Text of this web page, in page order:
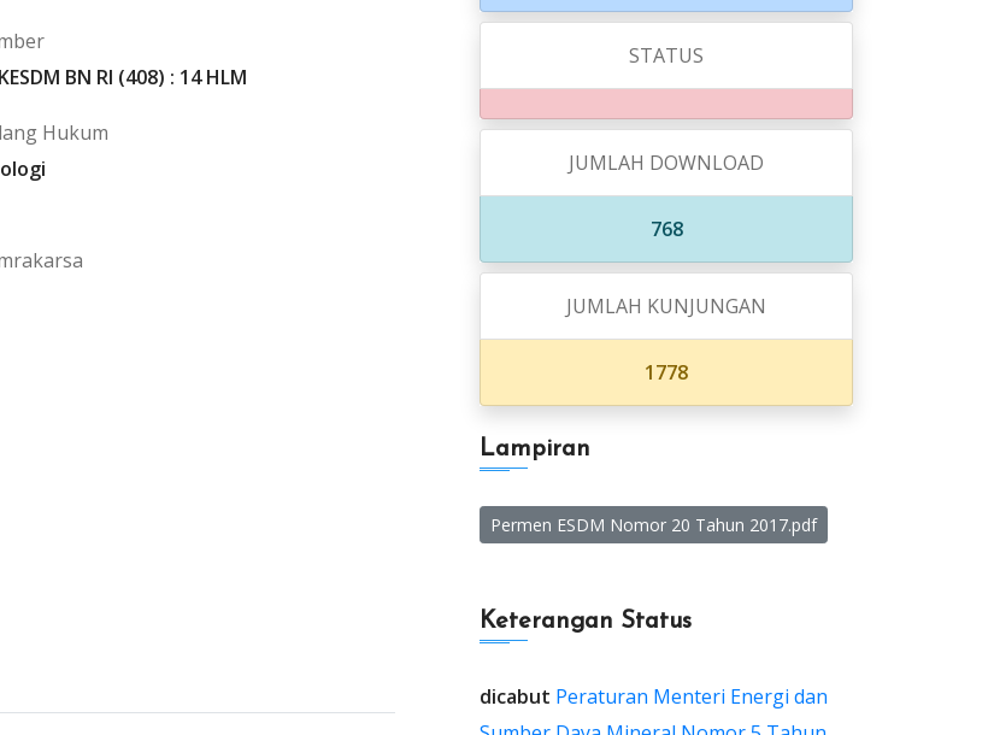
BN RI (408) : 14 HLM
Hukum
STATUS
JUMLAH DOWNLOAD
768
JUMLAH KUNJUNGAN
1778
Lampiran
Permen ESDM Nomor 20 Tahun 2017.pdf
Keterangan Status
dicabut Peraturan Menteri Energi dan